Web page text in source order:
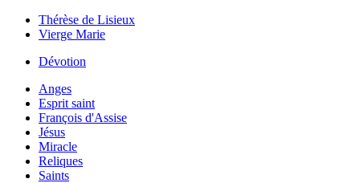
Thérèse de Lisieux
Vierge Marie
Dévotion
Anges
Esprit saint
François d'Assise
Jésus
Miracle
Reliques
Saints